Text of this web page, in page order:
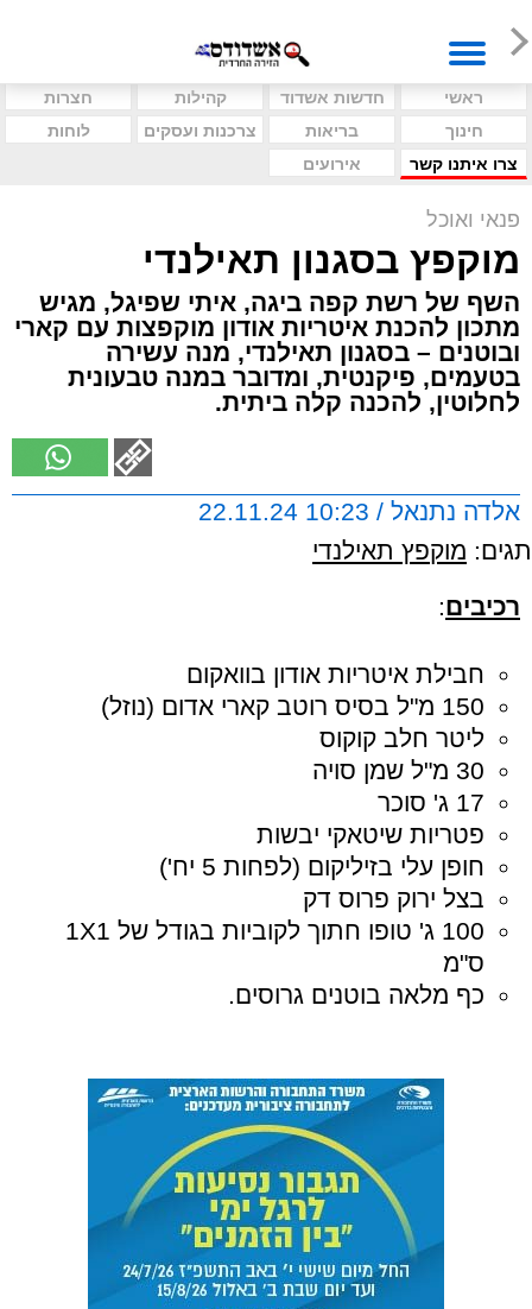
ראשי חדשות אשדוד קהילות
חצרות
חינוך
בריאות צרכנות ועסקים
לוחות
צרו איתנו קשר
אירועים
פנאי ואוכל
מוקפץ בסגנון תאילנדי
השף של רשת קפה ביגה, איתי שפיגל, מגיש
מתכון להכנת איטריות אודון מוקפצות עם קארי
ובוטנים – בסגנון תאילנדי, מנה עשירה
בטעמים, פיקנטית, ומדובר במנה טבעונית
לחלוטין, להכנה קלה ביתית.
אלדה נתנאל / 10:23 22.11.24
תגים: מוקפץ תאילנדי
רכיבים:
חבילת איטריות אודון בוואקום
150 מ"ל בסיס רוטב קארי אדום (נוזל)
ליטר חלב קוקוס
30 מ"ל שמן סויה
17 ג' סוכר
פטריות שיטאקי יבשות
חופן עלי בזיליקום (לפחות 5 יח')
בצל ירוק פרוס דק
100 ג' טופו חתוך לקוביות בגודל של 1X1
ס"מ
כף מלאה בוטנים גרוסים.